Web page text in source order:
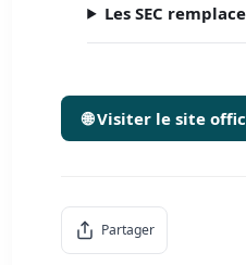
Les SEC
🌐 Visiter le site
Partager